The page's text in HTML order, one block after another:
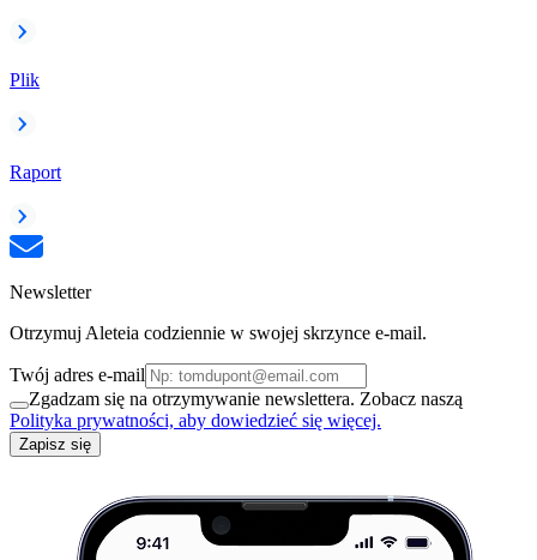
Plik
Raport
Newsletter
Otrzymuj Aleteia codziennie w swojej skrzynce e-mail.
Twój adres e-mail
Zgadzam się na otrzymywanie newslettera. Zobacz naszą
Polityka prywatności, aby dowiedzieć się więcej.
Zapisz się